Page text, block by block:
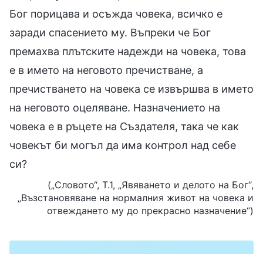
Бог порицава и осъжда човека, всичко е
заради спасението му. Въпреки че Бог
премахва плътските надежди на човека, това
е в името на неговото пречистване, а
пречистването на човека се извършва в името
на неговото оцеляване. Назначението на
човека е в ръцете на Създателя, така че как
човекът би могъл да има контрол над себе
си?
(„Словото“, Т.1, „Явяването и делото на Бог“,
„Възстановяване на нормалния живот на човека и
отвеждането му до прекрасно назначение“)